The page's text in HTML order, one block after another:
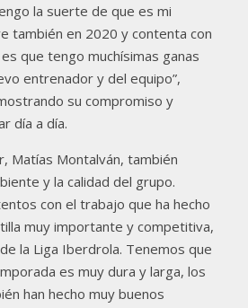
la suerte de que es mi
también en 2020 y contenta con
que tengo muchísimas ganas
entrenador y del equipo”,
su compromiso y
día a día.
Matías Montalván, también
y la calidad del grupo.
con el trabajo que ha hecho
muy importante y competitiva,
la Liga Iberdrola. Tenemos que
es muy dura y larga, los
han hecho muy buenos